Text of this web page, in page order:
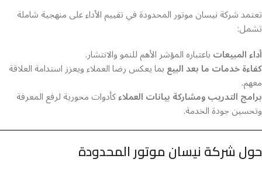
تعتمد شركة نيسان موتور المحدودة في تقييم الأداء على منهجية شاملة
تشمل:
أداء المبيعاتباعتباره المؤشر الأهم للنمو والانتشار.
كفاءة خدمات ما بعد البيعبما يعكس رضا العملاء ويعزز استدامة العلاقة
معهم.
برامج التدريب ومشاركة بيانات العملاءكأدوات محورية لرفع المعرفة
وتحسين جودة الخدمة.
حول شركة نيسان موتور المحدودة